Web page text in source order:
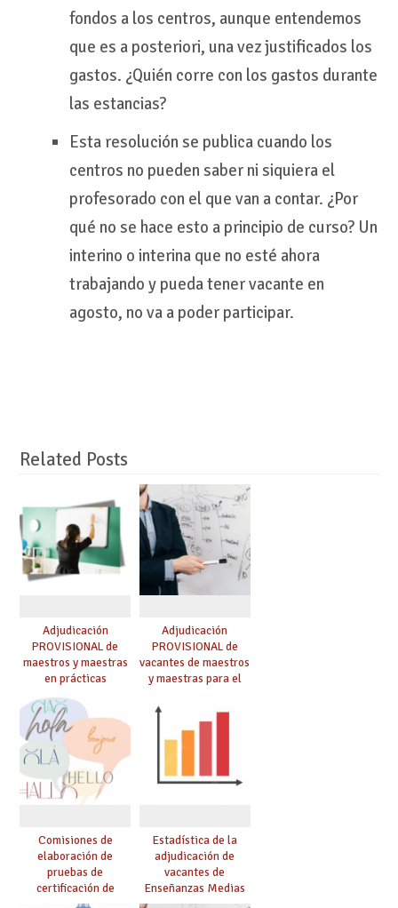
fondos a los centros, aunque entendemos
que es a posteriori, una vez justificados los
gastos. ¿Quién corre con los gastos durante
las estancias?
Esta resolución se publica cuando los
centros no pueden saber ni siquiera el
profesorado con el que van a contar. ¿Por
qué no se hace esto a principio de curso? Un
interino o interina que no esté ahora
trabajando y pueda tener vacante en
agosto, no va a poder participar.
Related Posts
Adjudicación
PROVISIONAL de
maestros y maestras
en prácticas
Adjudicación
PROVISIONAL de
vacantes de maestros
y maestras para el
Comisiones de
elaboración de
pruebas de
certificación de
competencia
Estadística de la
adjudicación de
vacantes de
Enseñanzas Medias
para el curso 26/27